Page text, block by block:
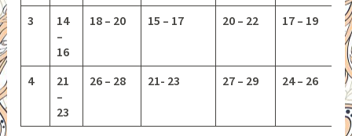
3
14
–
16
18 – 20 15 – 17 20 – 22 17 – 19
4
21
–
23
26 – 28 21- 23 27 – 29 24 – 26